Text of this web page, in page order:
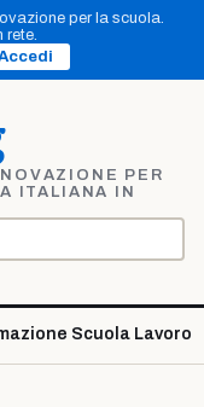
per la scuola.
rete.
PER
ITALIANA IN
Scuola Lavoro